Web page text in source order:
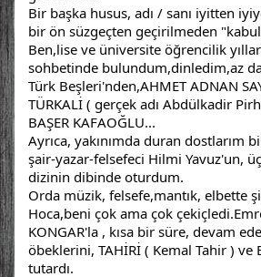
Bir başka husus, adı / sanı iyitten
bir ön süzgeçten geçirilmeden
Ben,lise ve üniversite öğrencilik
sohbetinde bulundum,dinledim,az
Türk Beşleri'nden,AHMET ADNAN
TÜRKALİ ( gerçek adı Abdülkadir
BAŞER KAFAOĞLU...
Ayrıca, yakınımda duran dostlarım
şair-yazar-felsefeci Hilmi Yavuz'un,
dizinin dibinde oturdum.
Orda müzik, felsefe,mantık, elbette
Hoca,beni çok ama çok
KONGAR'la , kısa bir süre, devam
öbeklerini, TAHİRİ ( Kemal Tahir ) ve
tutardı.